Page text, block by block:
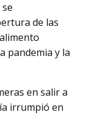
de las
pandemia y la
en salir a
irrumpió en